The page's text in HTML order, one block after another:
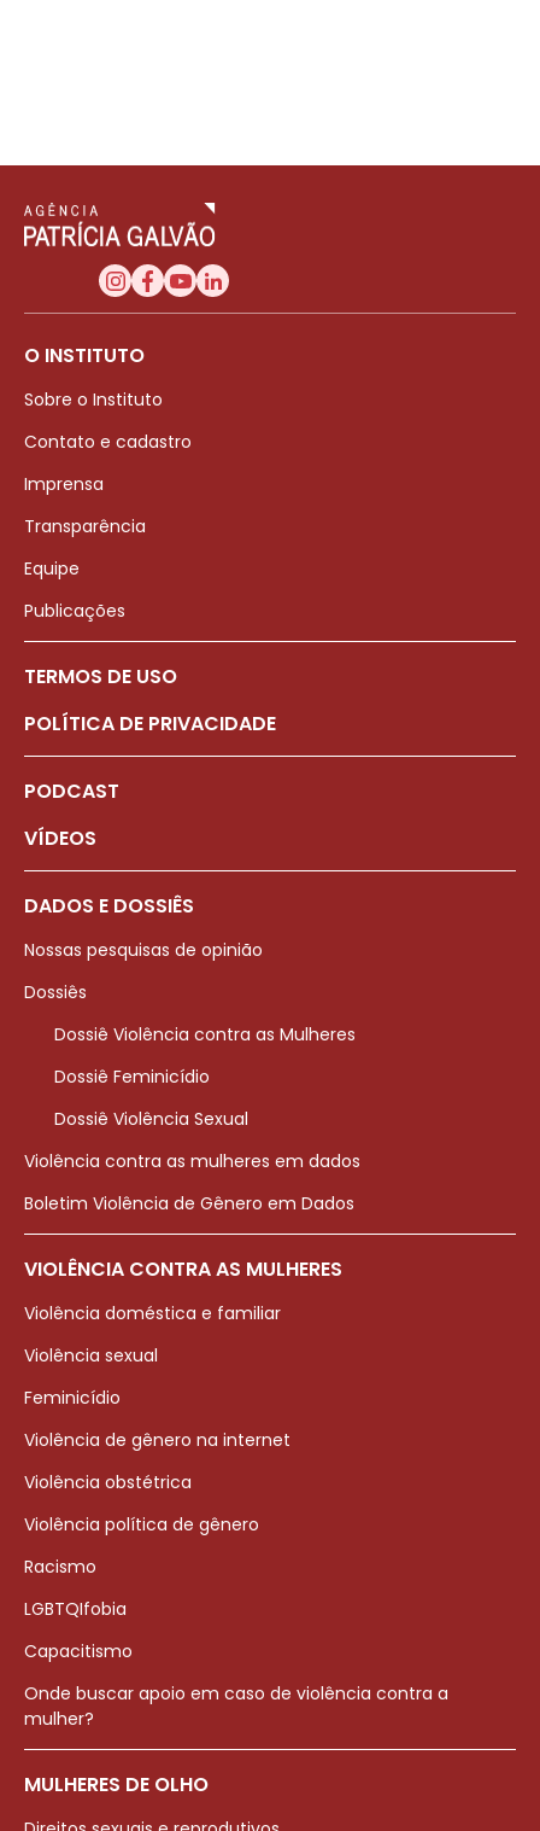
O INSTITUTO
Sobre o Instituto
Contato e cadastro
Imprensa
Transparência
Equipe
Publicações
TERMOS DE USO
POLÍTICA DE PRIVACIDADE
PODCAST
VÍDEOS
DADOS E DOSSIÊS
Nossas pesquisas de opinião
Dossiês
Dossiê Violência contra as Mulheres
Dossiê Feminicídio
Dossiê Violência Sexual
Violência contra as mulheres em dados
Boletim Violência de Gênero em Dados
VIOLÊNCIA CONTRA AS MULHERES
Violência doméstica e familiar
Violência sexual
Feminicídio
Violência de gênero na internet
Violência obstétrica
Violência política de gênero
Racismo
LGBTQIfobia
Capacitismo
Onde buscar apoio em caso de violência contra a
mulher?
MULHERES DE OLHO